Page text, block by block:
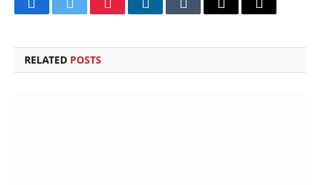
FacebookTwitterPinterestLinkedInTumblrEmail
Copy
RELATED POSTS